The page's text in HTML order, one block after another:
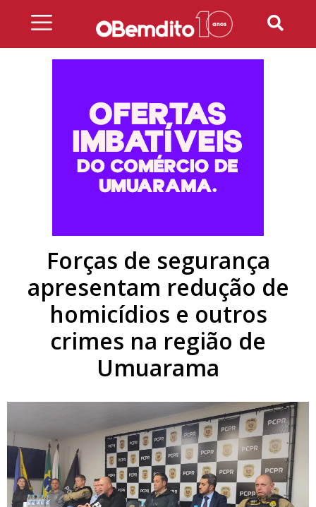
Forças de segurança
apresentam redução de
homicídios e outros
crimes na região de
Umuarama